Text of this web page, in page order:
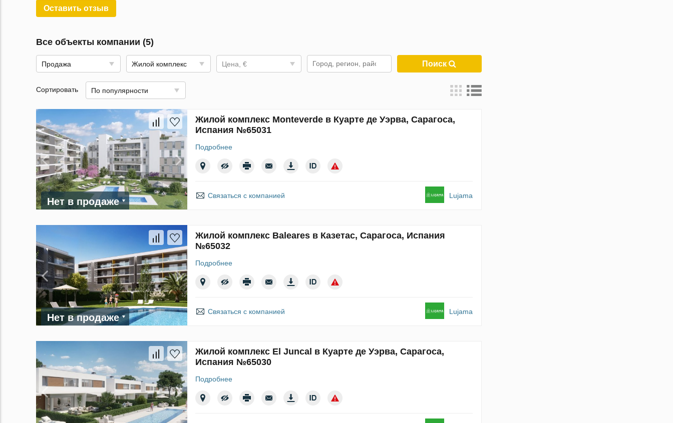
Оставить отзыв
Все объекты компании (5)
Продажа Жилой комплекс Цена, € Поиск
Сортировать По популярности
Нет в продаже
Жилой комплекс Monteverde в Куарте де Уэрва, Сарагоса,
Испания №65031
Подробнее
Связаться с компанией Lujama
Нет в продаже
Жилой комплекс Baleares в Казетас, Сарагоса, Испания
№65032
Подробнее
Связаться с компанией Lujama
Жилой комплекс El Juncal в Куарте де Уэрва, Сарагоса,
Испания №65030
Подробнее